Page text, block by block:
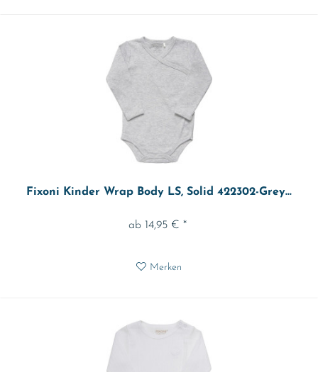
Fixoni Kinder Wrap Body LS, Solid 422302-Grey...
ab 14,95 € *
Merken